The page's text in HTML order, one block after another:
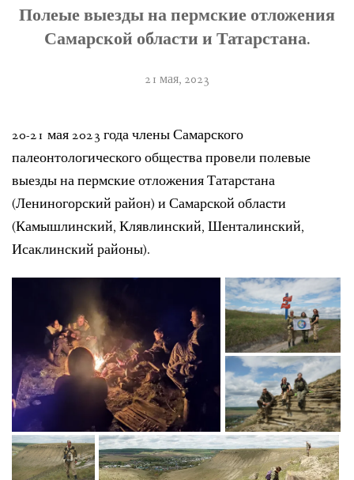
ЛИТЕРАТУРА
НАШИ НАХОДКИ
ПОЗДРАВЛЕНИЯ
ДОКУМЕНТЫ
ВЕРСИЯ ДЛЯ СЛАБОВИДЯЩИХ
Полеые выезды на пермские отложения
Самарской области и Татарстана.
21 мая, 2023
20-21 мая 2023 года члены Самарского
палеонтологического общества провели полевые
выезды на пермские отложения Татарстана
(Лениногорский район) и Самарской области
(Камышлинский, Клявлинский, Шенталинский,
Исаклинский районы).